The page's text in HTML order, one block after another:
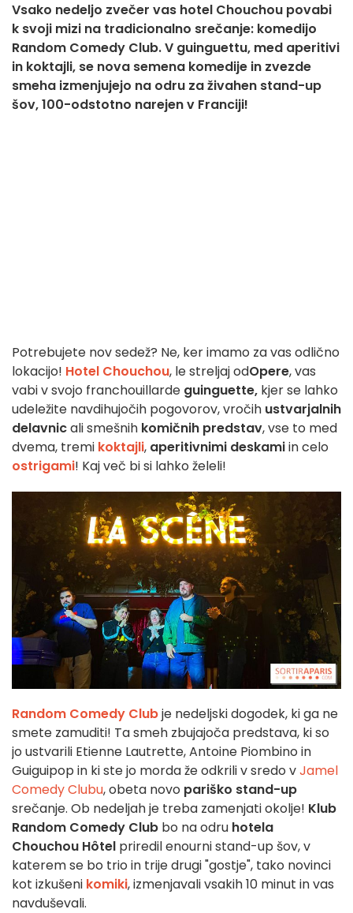
Vsako nedeljo zvečer vas hotel Chouchou povabi
k svoji mizi na tradicionalno srečanje: komedijo
Random Comedy Club. V guinguettu, med aperitivi
in koktajli, se nova semena komedije in zvezde
smeha izmenjujejo na odru za živahen stand-up
šov, 100-odstotno narejen v Franciji!
Potrebujete nov sedež? Ne, ker imamo za vas odlično
lokacijo! Hotel Chouchou, le streljaj odOpere, vas
vabi v svojo franchouillarde guinguette, kjer se lahko
udeležite navdihujočih pogovorov, vročih ustvarjalnih
delavnicali smešnih komičnih predstav, vse to med
dvema, tremi koktajli, aperitivnimi deskamiin celo
ostrigami! Kaj več bi si lahko želeli!
Random Comedy Clubje nedeljski dogodek, ki ga ne
smete zamuditi! Ta smeh zbujajoča predstava, ki so
jo ustvarili Etienne Lautrette, Antoine Piombino in
Guiguipop in ki ste jo morda že odkrili v sredo vJamel
Comedy Clubu, obeta novo pariško stand-up
srečanje. Ob nedeljah je treba zamenjati okolje! Klub
Random Comedy Club bo na odru hotela
Chouchou Hôtel priredil enourni stand-up šov, v
katerem se bo trio in trije drugi "gostje", tako novinci
kot izkušeni komiki, izmenjavali vsakih 10 minut in vas
navduševali.